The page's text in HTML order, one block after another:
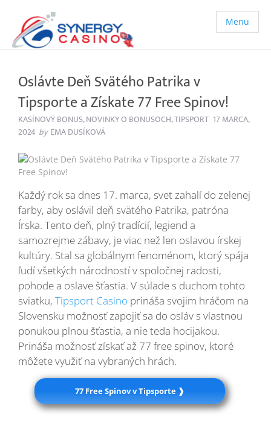
Menu
Oslávte Deň Svätého Patrika v
Tipsporte a Získate 77 Free Spinov!
KASÍNOVÝ BONUS,NOVINKY O BONUSOCH,TIPSPORT 17 MARCA,
2024 byEMA DUSÍKOVÁ
Každý rok sa dnes 17. marca, svet zahalí do zelenej
farby, aby oslávil deň svätého Patrika, patróna
Írska. Tento deň, plný tradícií, legiend a
samozrejme zábavy, je viac než len oslavou írskej
kultúry. Stal sa globálnym fenoménom, ktorý spája
ľudí všetkých národností v spoločnej radosti,
pohode a oslave šťastia. V súlade s duchom tohto
sviatku, Tipsport Casino prináša svojim hráčom na
Slovensku možnosť zapojiť sa do osláv s vlastnou
ponukou plnou šťastia, a nie teda hocijakou.
Prináša možnosť získať až 77 free spinov, ktoré
môžete využiť na vybraných hrách.
77 Free Spinov v Tipsporte ❱